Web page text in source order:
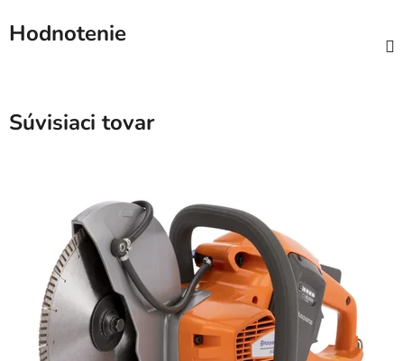
Hodnotenie
Súvisiaci tovar